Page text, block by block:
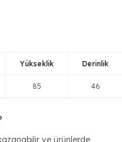
Yükseklik Derinlik
85 46
ve ürünlerde